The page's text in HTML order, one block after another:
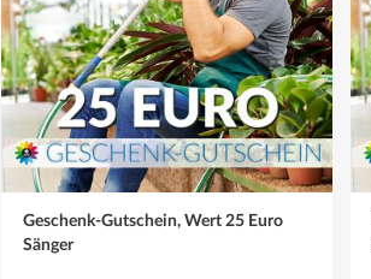
Geschenk-Gutschein, Wert 25 Euro
Sänger